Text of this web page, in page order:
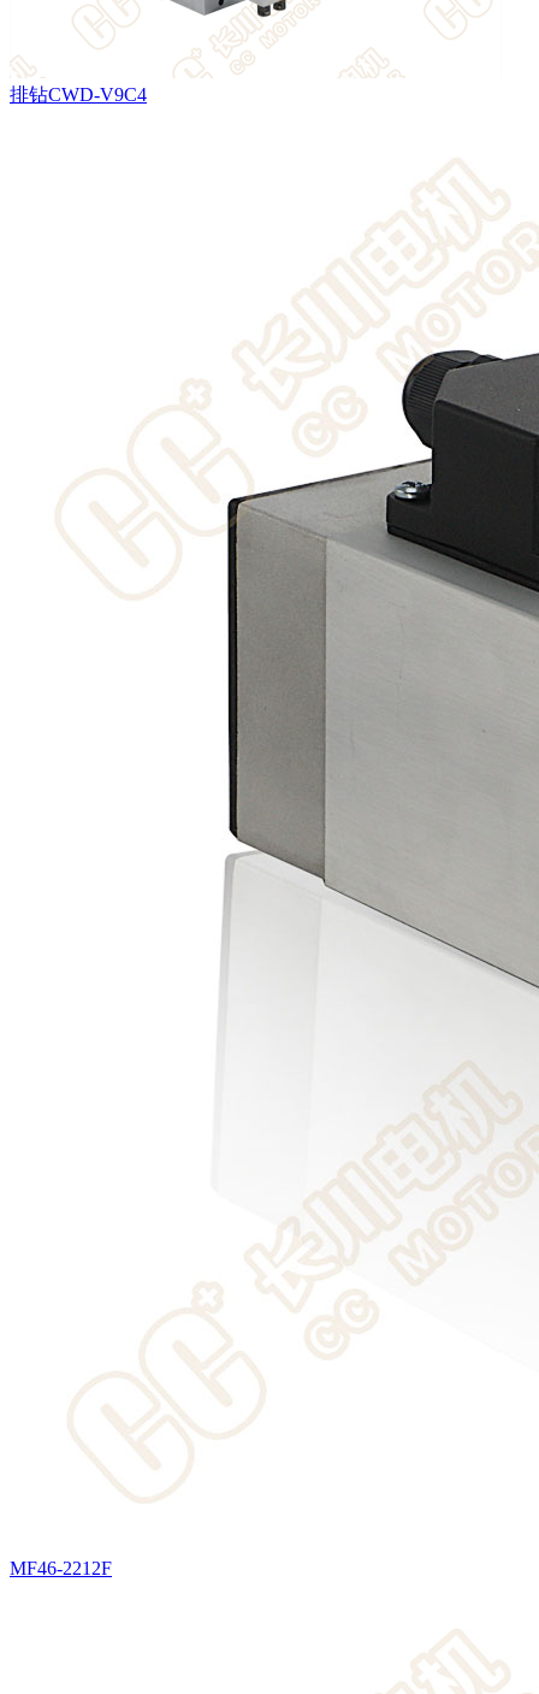
排钻CWD-V9C4
MF46-2212F